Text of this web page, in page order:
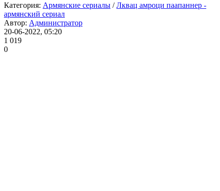
Категория: Армянские сериалы /Лквац амроци паапаннер -
армянский сериал
Автор: Администратор
20-06-2022, 05:20
1 019
0